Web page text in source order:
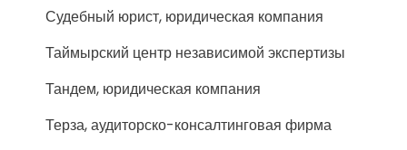
Судебный юрист, юридическая компания
Таймырский центр независимой экспертизы
Тандем, юридическая компания
Терза, аудиторско-консалтинговая фирма